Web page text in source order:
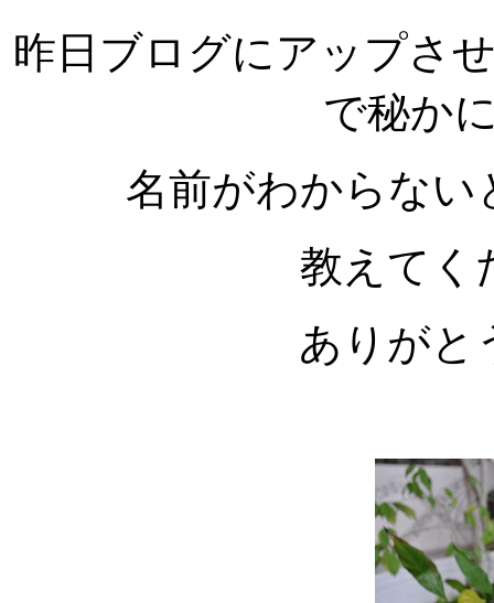
昨日ブログにアップさ
で秘か
名前がわからない
教えてく
ありがと